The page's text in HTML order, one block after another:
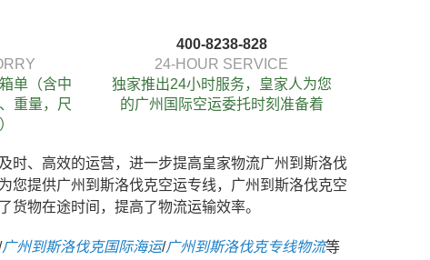
单（含中
重量，尺
400-8238-828
24-HOUR SERVICE
独家推出24小时服务，皇家人为您
的广州国际空运委托时刻准备着
时、高效的运营，进一步提高皇家物流广州到斯洛伐
您提供广州到斯洛伐克空运专线，广州到斯洛伐克空
货物在途时间，提高了物流运输效率。
广州到斯洛伐克国际海运/广州到斯洛伐克专线物流等